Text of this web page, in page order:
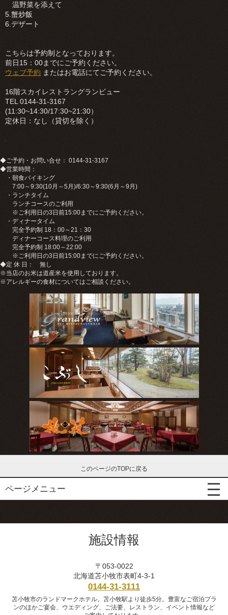
温野菜を添えて
5.蟹炒飯
6.デザート
こちらは予約制となっております。
前日15：00までにご予約ください。
ウェブ予約 またはお電話にてご予約ください。
16階スカイレストラングランビュー
TEL 0144-31-3167
(11:30~14:30/17:30~21:30）
定休日：なし（貸切を除く）
◆ご予約・お問い合せ： 0144-31-3167
◆営業時間：
・朝食バイキング
7:00～9:30(10月～5月)/6:30～9:30(6月～9月)
・ランチタイム
ランチコースのご利用
※ご利用日の3日前15:00までにご予約ください。
・ディナータイム
完全予約制 18：00～21：30
ディナーコース料理のご利用
完全予約制 18:00～22:00
※ご利用日の3日前15:00までにご予約ください。
◆定 休 日： 無し
※当店のお米は道産米を使用しております。
※アレルギーの食材についてはご相談ください。
このページのTOPに戻る
ページメニュー
施設情報
〒053-0022
北海道苫小牧市表町4-3-1
0144-31-3111
苫小牧市のランドマークホテル。苫小牧駅より徒歩5分。豊富なご宿泊プラ
ンのほかご宴会、ウエディング、ご法要、レストラン、イベント情報など